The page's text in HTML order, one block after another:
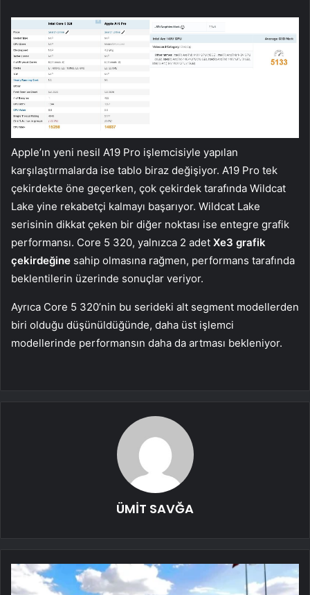
Apple’ın yeni nesil A19 Pro işlemcisiyle yapılan
karşılaştırmalarda ise tablo biraz değişiyor. A19 Pro tek
çekirdekte öne geçerken, çok çekirdek tarafında Wildcat
Lake yine rekabetçi kalmayı başarıyor. Wildcat Lake
serisinin dikkat çeken bir diğer noktası ise entegre grafik
performansı. Core 5 320, yalnızca 2 adet Xe3 grafik
çekirdeğine sahip olmasına rağmen, performans tarafında
beklentilerin üzerinde sonuçlar veriyor.
Ayrıca Core 5 320’nin bu serideki alt segment modellerden
biri olduğu düşünüldüğünde, daha üst işlemci
modellerinde performansın daha da artması bekleniyor.
ÜMİT SAVĞA